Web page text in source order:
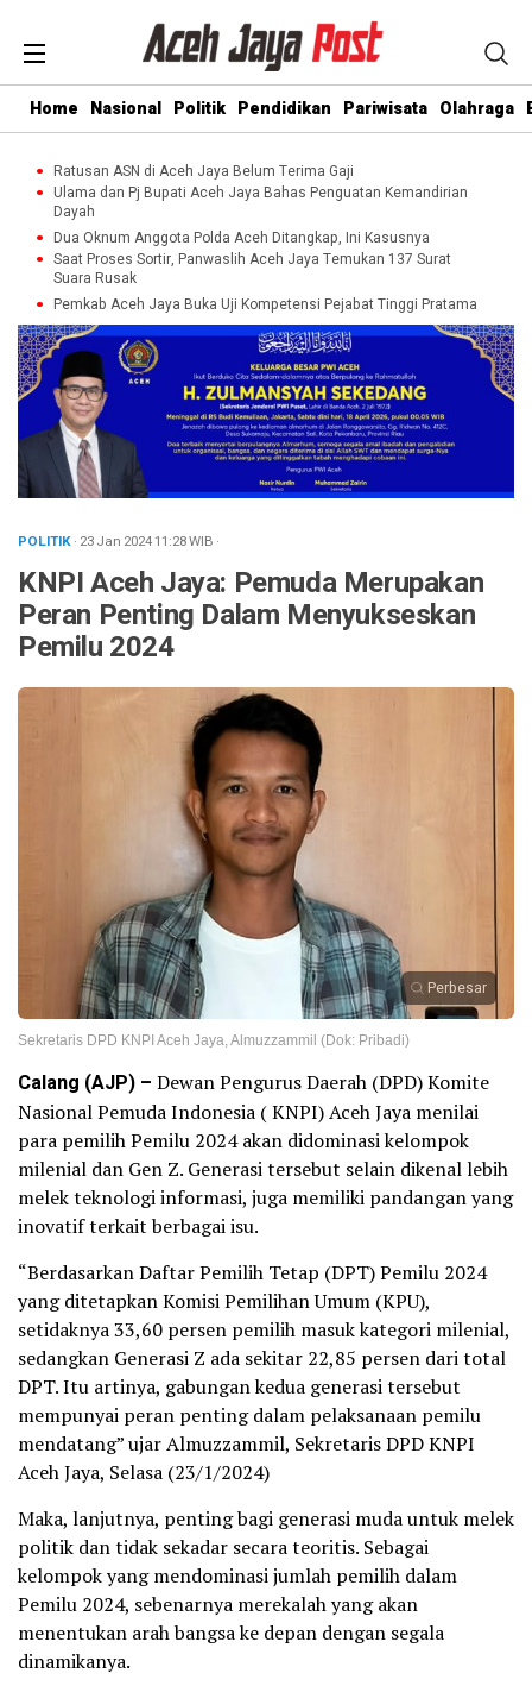
Home Nasional Politik Pendidikan Pariwisata Olahraga
Ratusan ASN di Aceh Jaya Belum Terima Gaji
Ulama dan Pj Bupati Aceh Jaya Bahas Penguatan Kemandirian
Dayah
Dua Oknum Anggota Polda Aceh Ditangkap, Ini Kasusnya
Saat Proses Sortir, Panwaslih Aceh Jaya Temukan 137 Surat
Suara Rusak
Pemkab Aceh Jaya Buka Uji Kompetensi Pejabat Tinggi Pratama
POLITIK· 23 Jan 202411:28WIB ·
KNPI Aceh Jaya: Pemuda Merupakan
Peran Penting Dalam Menyukseskan
Pemilu 2024
Perbesar
Sekretaris DPD KNPI Aceh Jaya, Almuzzammil (Dok: Pribadi)
Calang (AJP) – Dewan Pengurus Daerah (DPD) Komite
Nasional Pemuda Indonesia ( KNPI) Aceh Jaya menilai
para pemilih Pemilu 2024 akan didominasi kelompok
milenial dan Gen Z. Generasi tersebut selain dikenal lebih
melek teknologi informasi, juga memiliki pandangan yang
inovatif terkait berbagai isu.
“Berdasarkan Daftar Pemilih Tetap (DPT) Pemilu 2024
yang ditetapkan Komisi Pemilihan Umum (KPU),
setidaknya 33,60 persen pemilih masuk kategori milenial,
sedangkan Generasi Z ada sekitar 22,85 persen dari total
DPT. Itu artinya, gabungan kedua generasi tersebut
mempunyai peran penting dalam pelaksanaan pemilu
mendatang” ujar Almuzzammil, Sekretaris DPD KNPI
Aceh Jaya, Selasa (23/1/2024)
Maka, lanjutnya, penting bagi generasi muda untuk melek
politik dan tidak sekadar secara teoritis. Sebagai
kelompok yang mendominasi jumlah pemilih dalam
Pemilu 2024, sebenarnya merekalah yang akan
menentukan arah bangsa ke depan dengan segala
dinamikanya.